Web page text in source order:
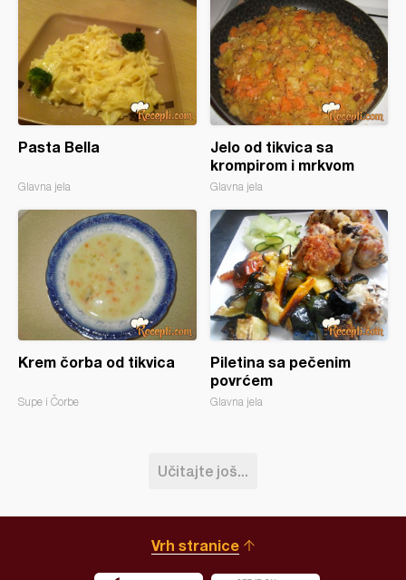
Pasta Bella
Glavna jela
Jelo od tikvica sa
krompirom i mrkvom
Glavna jela
Krem čorba od tikvica
Supe i Čorbe
Piletina sa pečenim
povrćem
Glavna jela
Učitajte još...
Vrh stranice